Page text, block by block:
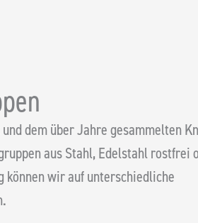
dem über Jahre gesammelten
aus Stahl, Edelstahl rostfrei
wir auf unterschiedliche